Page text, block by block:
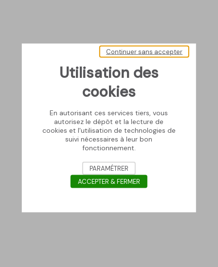
Utilisation des
cookies
En autorisant ces services tiers, vous
autorisez le dépôt et la lecture de
cookies et l'utilisation de technologies de
suivi nécessaires à leur bon
fonctionnement.
Continuer sans accepter
PARAMÉTRER
ACCEPTER & FERMER